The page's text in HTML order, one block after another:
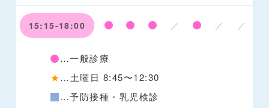
15:15-18:00 ／ ／ ／
…一般診療
★…土曜日 8:45〜12:30
…予防接種・乳児検診